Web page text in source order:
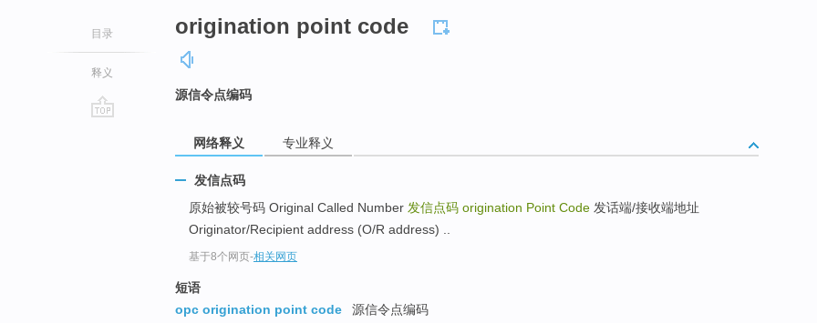
目录
释义
origination point code
源信令点编码
网络释义 专业释义
发信点码
原始被较号码 Original Called Number 发信点码 origination Point Code 发话端/接收端地址
Originator/Recipient address (O/R address) ..
基于8个网页-相关网页
短语
opc origination point code
源信令点编码